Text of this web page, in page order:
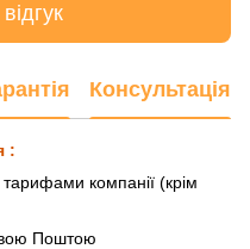
Консультація
:
компанії (крім
Поштою